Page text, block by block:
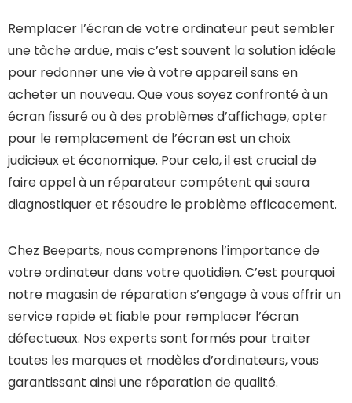
Remplacer l’écran de votre ordinateur peut sembler
une tâche ardue, mais c’est souvent la solution idéale
pour redonner une vie à votre appareil sans en
acheter un nouveau. Que vous soyez confronté à un
écran fissuré ou à des problèmes d’affichage, opter
pour le remplacement de l’écran est un choix
judicieux et économique. Pour cela, il est crucial de
faire appel à un réparateur compétent qui saura
diagnostiquer et résoudre le problème efficacement.
Chez Beeparts, nous comprenons l’importance de
votre ordinateur dans votre quotidien. C’est pourquoi
notre magasin de réparation s’engage à vous offrir un
service rapide et fiable pour remplacer l’écran
défectueux. Nos experts sont formés pour traiter
toutes les marques et modèles d’ordinateurs, vous
garantissant ainsi une réparation de qualité.